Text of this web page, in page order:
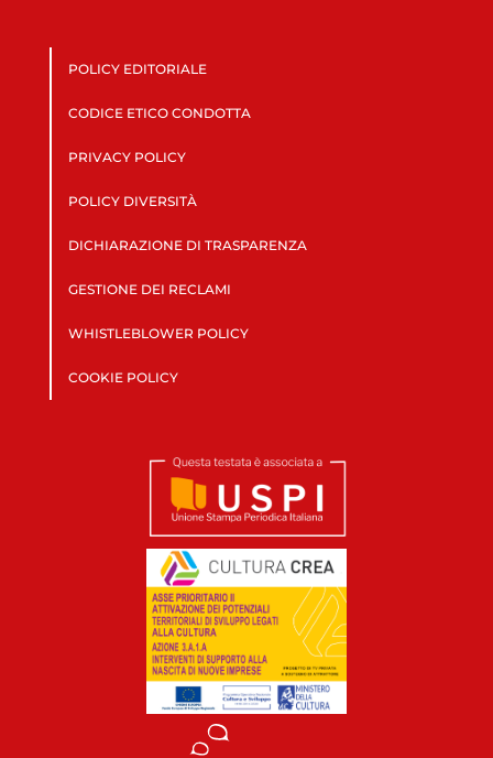
POLICY EDITORIALE
CODICE ETICO CONDOTTA
PRIVACY POLICY
POLICY DIVERSITÀ
DICHIARAZIONE DI TRASPARENZA
GESTIONE DEI RECLAMI
WHISTLEBLOWER POLICY
COOKIE POLICY